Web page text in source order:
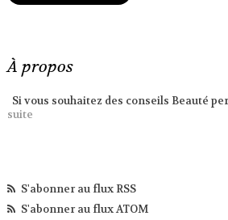
À propos
Si vous souhaitez des conseils Beauté
suite
S'abonner au flux RSS
S'abonner au flux ATOM